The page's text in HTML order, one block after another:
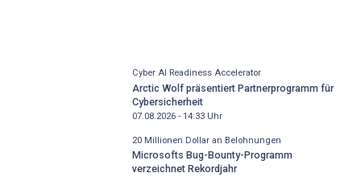
Cyber AI Readiness Accelerator
Arctic Wolf präsentiert Partnerprogramm für
Cybersicherheit
07.08.2026 - 14:33Uhr
20 Millionen Dollar an Belohnungen
Microsofts Bug-Bounty-Programm
verzeichnet Rekordjahr